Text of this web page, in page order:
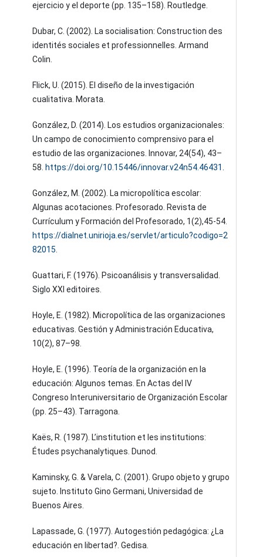
ejercicio y el deporte (pp. 135–158). Routledge.
Dubar, C. (2002). La socialisation: Construction des
identités sociales et professionnelles. Armand
Colin.
Flick, U. (2015). El diseño de la investigación
cualitativa. Morata.
González, D. (2014). Los estudios organizacionales:
Un campo de conocimiento comprensivo para el
estudio de las organizaciones. Innovar, 24(54), 43–
58. https://doi.org/10.15446/innovar.v24n54.46431
González, M. (2002). La micropolítica escolar:
Algunas acotaciones. Profesorado. Revista de
Currículum y Formación del Profesorado, 1(2),45-54.
https://dialnet.unirioja.es/servlet/articulo?codigo=2
82015
Guattari, F. (1976). Psicoanálisis y transversalidad.
Siglo XXI editoires.
Hoyle, E. (1982). Micropolítica de las organizaciones
educativas. Gestión y Administración Educativa,
10(2), 87–98.
Hoyle, E. (1996). Teoría de la organización en la
educación: Algunos temas. En Actas del IV
Congreso Interuniversitario de Organización Escolar
(pp. 25–43). Tarragona.
Kaës, R. (1987). L’institution et les institutions:
Études psychanalytiques. Dunod.
Kaminsky, G. & Varela, C. (2001). Grupo objeto y grupo
sujeto. Instituto Gino Germani, Universidad de
Buenos Aires.
Lapassade, G. (1977). Autogestión pedagógica: ¿La
educación en libertad?. Gedisa.